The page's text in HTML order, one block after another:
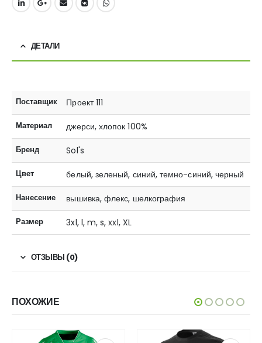
ДЕТАЛИ
Поставщик Проект 111
Материал джерси, хлопок 100%
Бренд Sol's
Цвет белый, зеленый, синий, темно-синий, черный
Нанесение вышивка, флекс, шелкография
Размер 3xl, l, m, s, xxl, XL
ОТЗЫВЫ (0)
ПОХОЖИЕ